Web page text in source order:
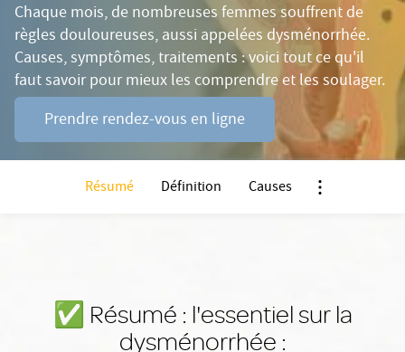
Chaque mois, de nombreuses femmes souffrent de
règles douloureuses, aussi appelées dysménorrhée.
Causes, symptômes, traitements : voici tout ce qu'il
faut savoir pour mieux les comprendre et les soulager.
Prendre rendez-vous en ligne
Résumé Définition Causes
✅️ Résumé : l'essentiel sur la
dysménorrhée :